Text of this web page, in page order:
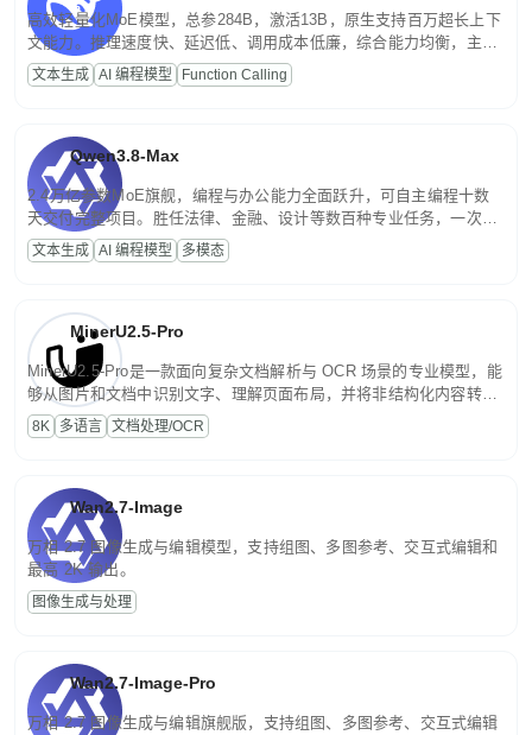
高效轻量化MoE模型，总参284B，激活13B，原生支持百万超长上下
文能力。推理速度快、延迟低、调用成本低廉，综合能力均衡，主打
高并发、轻量化任务，适合日常对话、内容创作、基础 RAG、批量
文案处理等普惠刚需场景。
文本生成 AI 编程模型 Function Calling
Qwen3.8-Max
2.4万亿参数MoE旗舰，编程与办公能力全面跃升，可自主编程十数
天交付完整项目。胜任法律、金融、设计等数百种专业任务，一次对
话端到端交付生产级成果。原生视觉理解贯穿规划、执行与验证全流
程，支持超长文档与长视频的深度语义解析。长程任务中自主规划与
文本生成 AI 编程模型 多模态
MinerU2.5-Pro
MinerU2.5-Pro是一款面向复杂文档解析与 OCR 场景的专业模型，能
够从图片和文档中识别文字、理解页面布局，并将非结构化内容转换
为便于存储、检索和二次处理的结构化结果。
8K 多语言 文档处理/OCR
Wan2.7-Image
万相 2.7 图像生成与编辑模型，支持组图、多图参考、交互式编辑和
最高 2K 输出。
图像生成与处理
Wan2.7-Image-Pro
万相 2.7 图像生成与编辑旗舰版，支持组图、多图参考、交互式编辑